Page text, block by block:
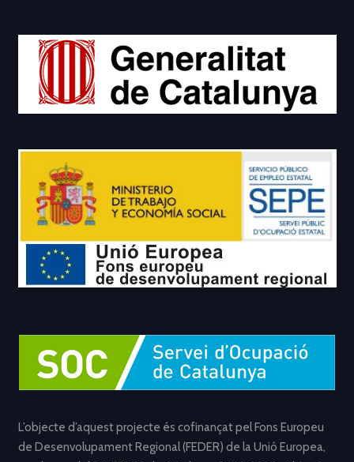
L’objecte d’aquest projecte és cofinançat pel Fons Europeu
de Desenvolupament Regional (FEDER) de la Unió Europea,